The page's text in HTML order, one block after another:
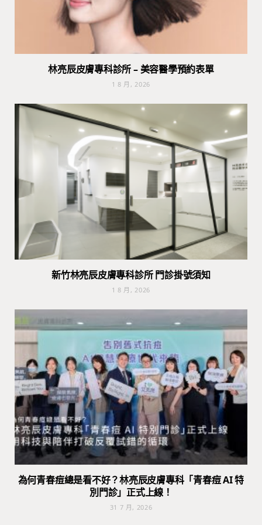
林亮辰皮膚專科診所 – 美容醫學預約表單
1 8 月, 2026
新竹林亮辰皮膚專科診所 門診掛號須知
1 8 月, 2026
為何青春痘總是看不好？林亮辰皮膚專科「青春痘 AI 特
別門診」正式上線！
31 7 月, 2026